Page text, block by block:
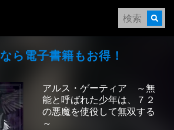
なら電⼦書籍もお得！
アルス・ゲーティア ～無
能と呼ばれた少年は、７２
の悪魔を使役して無双する
～